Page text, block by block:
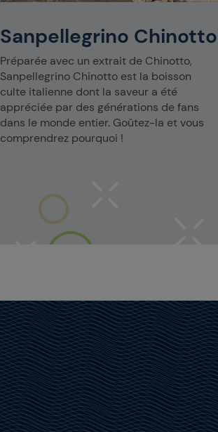
Sanpellegrino Chinotto
Préparée avec un extrait de Chinotto,
Sanpellegrino Chinotto est la boisson
culte italienne dont la saveur a été
appréciée par des générations de fans
dans le monde entier. Goûtez-la et vous
comprendrez pourquoi !